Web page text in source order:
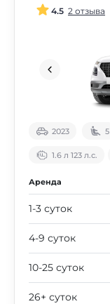
4.5 2 отзыва
2023 5
1.6 л 123 л.с.
Аренда
1-3 суток
4-9 суток
10-25 суток
26+ суток